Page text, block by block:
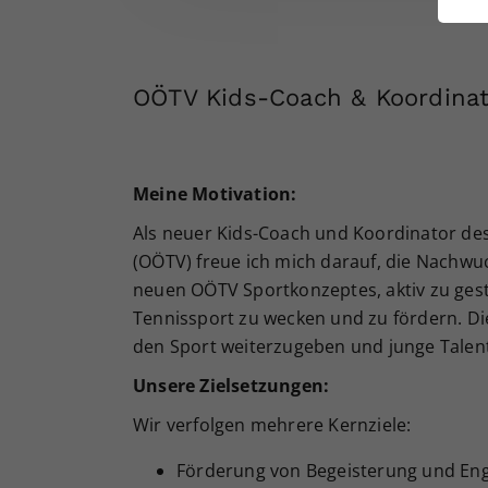
OÖTV Kids-Coach &
Meine Motivation:
Als neuer Kids-Coach und Koordinator
(OÖTV) freue ich mich darauf, die
neuen OÖTV Sportkonzeptes, aktiv zu
Tennissport zu wecken und zu fördern.
den Sport weiterzugeben und junge
Unsere Zielsetzungen:
Wir verfolgen mehrere Kernziele:
Förderung von Begeisterung und